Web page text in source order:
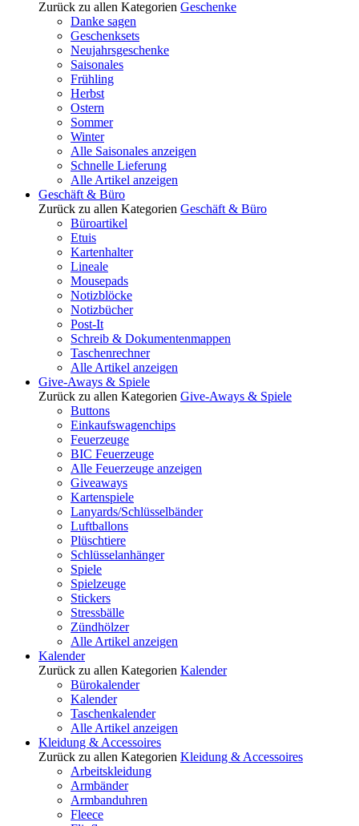
Zurück zu allen Kategorien Geschenke
Danke sagen
Geschenksets
Neujahrsgeschenke
Saisonales
Frühling
Herbst
Ostern
Sommer
Winter
Alle Saisonales anzeigen
Schnelle Lieferung
Alle Artikel anzeigen
Geschäft & Büro
Zurück zu allen Kategorien Geschäft & Büro
Büroartikel
Etuis
Kartenhalter
Lineale
Mousepads
Notizblöcke
Notizbücher
Post-It
Schreib & Dokumentenmappen
Taschenrechner
Alle Artikel anzeigen
Give-Aways & Spiele
Zurück zu allen Kategorien Give-Aways & Spiele
Buttons
Einkaufswagenchips
Feuerzeuge
BIC Feuerzeuge
Alle Feuerzeuge anzeigen
Giveaways
Kartenspiele
Lanyards/Schlüsselbänder
Luftballons
Plüschtiere
Schlüsselanhänger
Spiele
Spielzeuge
Stickers
Stressbälle
Zündhölzer
Alle Artikel anzeigen
Kalender
Zurück zu allen Kategorien Kalender
Bürokalender
Kalender
Taschenkalender
Alle Artikel anzeigen
Kleidung & Accessoires
Zurück zu allen Kategorien Kleidung & Accessoires
Arbeitskleidung
Armbänder
Armbanduhren
Fleece